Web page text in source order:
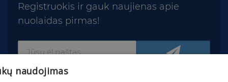
Registruokis ir gauk naujienas apie
nuolaidas pirmas!
naudojimas